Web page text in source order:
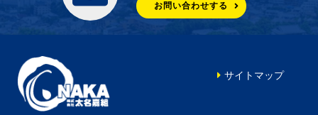
お問い合わせする
サイトマップ